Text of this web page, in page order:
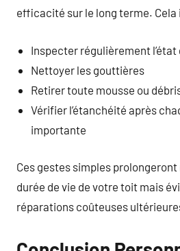
efficacité sur le long terme. Cela
Inspecter régulièrement l’état
Nettoyer les gouttières
Retirer toute mousse ou
Vérifier l’étanchéité après
importante
Ces gestes simples
durée de vie de votre toit mais
réparations coûteuses